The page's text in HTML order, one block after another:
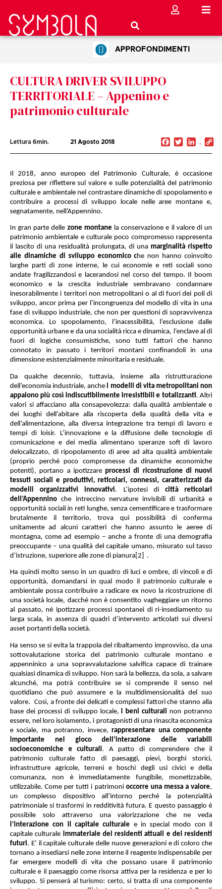
APPROFONDIMENTI
CULTURA DRIVER SVILUPPO
TERRITORIALE – Appenino e
patrimonio culturale
Lettura 6min. 21 Agosto 2018 Facebook
Twitter
Il 2018, anno europeo del Patrimonio Culturale, è occasione
preziosa per riflettere sul valore e sulle potenzialità del patrimonio
culturale e ambientale nel contrastare dinamiche di spopolamento e
contribuire a processi di sviluppo locale nelle aree montane e,
segnatamente, nell’Appennino.
In gran parte delle zone montane la conservazione e il valore di un
patrimonio ambientale e culturale poco compromesso rappresenta
il lascito di una residualità prolungata, di una marginalità rispetto
alle dinamiche di sviluppo economico che non hanno coinvolto
larghe parti di zone interne, le cui economie e reti sociali sono
andate fragilizzandosi e lacerandosi nel corso del tempo. Il boom
economico e la crescita industriale sembravano condannare
inesorabilmente i territori non metropolitani o al di fuori dei poli di
sviluppo, ancor prima per l’incongruenza del modello di vita in una
fase di sviluppo industriale, che non per questioni di sopravvivenza
economica. Lo spopolamento, l’inacessibilità, l’esclusione dalle
opportunità urbane e da una socialità ricca e dinamica, l’enclave al di
fuori di logiche consumistiche, sono tutti fattori che hanno
connotato in passato i territori montani confinandoli in una
dimensione esistenzialmente minoritaria e residuale.
Da qualche decennio, tuttavia, insieme alla ristrutturazione
dell’economia industriale, anche i modelli di vita metropolitani non
appaiono più così indiscutibilmente irresistibili e totalizzanti. Altri
valori si affacciano alla consapevolezza: dalla qualità ambientale e
dei luoghi dell’abitare alla riscoperta della qualità della vita e
dell’alimentazione, alla diversa integrazione tra tempi di lavoro e
tempi di loisir. L’innovazione e la diffusione delle tecnologie di
comunicazione e dei media alimentano speranze soft di lavoro
delocalizzato, di ripopolamento di aree ad alta qualità ambientale
(proprio perché poco compromesse da dinamiche economiche
potenti), portano a ipotizzare processi di ricostruzione di nuovi
tessuti sociali e produttivi, reticolari, connessi, caratterizzati da
modelli organizzativi innovativi. L’ipotesi di città reticolari
dell’Appennino che intreccino nervature invisibili di urbanità e
opportunità sociali in reti lunghe, senza cementificare e trasformare
brutalmente il territorio, trova qui possibilità di conferma
unitamente ad alcuni caratteri che hanno assunto le aeree di
montagna, come ad esempio – anche a fronte di una demografia
preoccupante – una qualità del capitale umano, misurato sul tasso
d’istruzione, superiore alle zone di pianura [2] .
Ha quindi molto senso in un quadro di luci e ombre, di vincoli e di
opportunità, domandarsi in qual modo il patrimonio culturale e
ambientale possa contribuire a radicare ex novo la ricostruzione di
una società locale, dacché non è consentito vagheggiare un ritorno
al passato, né ipotizzare processi spontanei di ri-insediamento su
larga scala, in assenza di quadri d’intervento articolati sui diversi
asset portanti della società.
Ha senso se si evita la trappola del ribaltamento improvviso, da una
sottovalutazione storica del patrimonio culturale montano e
appenninico a una sopravvalutazione salvifica capace di trainare
qualsiasi dinamica di sviluppo. Non sarà la bellezza, da sola, a salvare
alcunché, ma potrà contribuire se si comprende il senso nel
quotidiano che può assumere e la multidimensionalità del suo
valore. Così, a fronte dei delicati e complessi fattori che stanno alla
base dei processi di sviluppo locale,i beni culturali non potranno
essere, nel loro isolamento, i protagonisti di una rinascita economica
e sociale, ma potranno, invece,rappresentare una componente
importante nel gioco dell’interazione delle variabili
socioeconomiche e culturali. A patto di comprendere che il
patrimonio culturale fatto di paesaggi, pievi, borghi storici,
infrastrutture agricole, terreni e boschi degli usi civici e della
comunanza, non è immediatamente fungibile, monetizzabile,
utilizzabile. Come per tutti i patrimoni occorre una messa a valore,
un complesso dispositivo all’intorno perché la potenzialità
patrimoniale si trasformi in redditività futura. E questo passaggio è
possibile solo attraverso una valorizzazione che ne veda
l’interazione con il capitale culturale e in special modo con il
capitale culturale immateriale dei residenti attuali e dei residenti
futuri. E’ il capitale culturale delle nuove generazioni e di coloro che
tornano a insediarsi nelle zone interne il reagente indispensabile per
far emergere modelli di vita che possano usare il patrimonio
culturale e il paesaggio come risorsa attiva per la residenza e per lo
sviluppo. Si penserà al turismo: certo, si tratta di una componente